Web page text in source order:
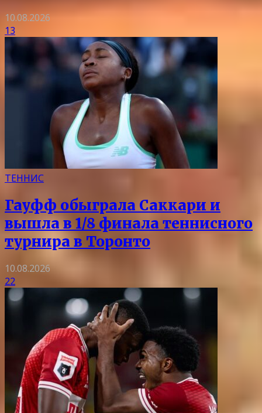
10.08.2026
13
ТЕННИС
Гауфф обыграла Саккари и
вышла в 1/8 финала теннисного
турнира в Торонто
10.08.2026
22